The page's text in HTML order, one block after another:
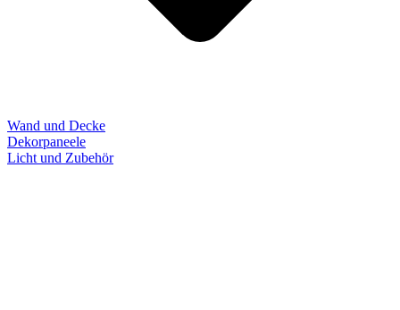
Wand und Decke
Dekorpaneele
Licht und Zubehör